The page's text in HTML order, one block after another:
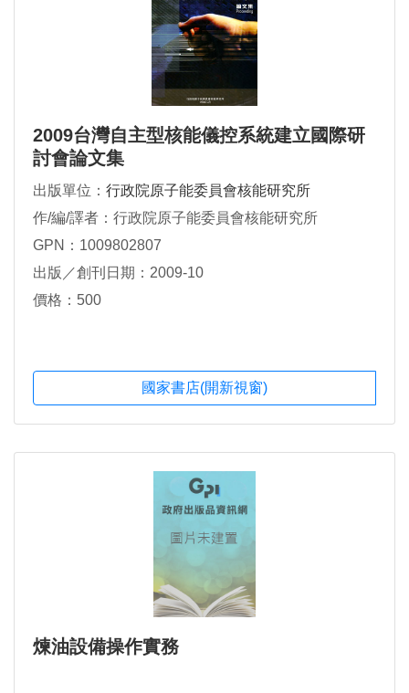
2009台灣自主型核能儀控系統建立國際研
討會論文集
出版單位： 行政院原子能委員會核能研究所
作/編/譯者：行政院原子能委員會核能研究所
GPN：1009802807
出版／創刊日期：2009-10
價格：500
國家書店(開新視窗)
煉油設備操作實務